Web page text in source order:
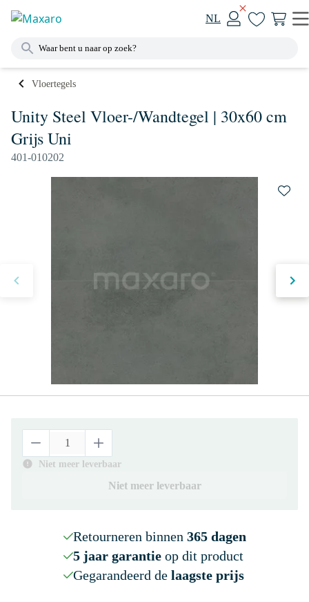
NL
Vloertegels
Unity Steel Vloer-/Wandtegel | 30x60 cm
Grijs Uni
401-010202
Niet meer leverbaar
Niet meer leverbaar
Retourneren binnen 365 dagen
5 jaar garantieop dit product
Gegarandeerd de laagste prijs